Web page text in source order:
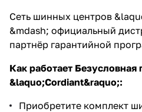
Сеть шинных центров
&mdash; официальный
партнёр гарантийной
Как работает Безусловная
&laquo;Cordiant&raquo;:
Приобретите комплект